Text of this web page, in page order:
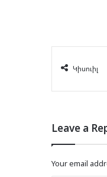
Կիսուիլ
Leave a
Your email